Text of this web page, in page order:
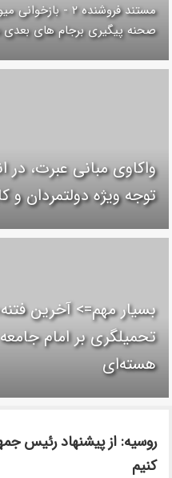
مستند فروشنده ۲
صحنه پیگیری برجام های بعدی
واکاوی مبانی عبرت، در
توجه ویژه دولتمردان و
بسیار مهم=> آخرین
تحمیلگری بر امام
هسته‌ای
روسیه: از پیشنهاد رئیس
کنیم